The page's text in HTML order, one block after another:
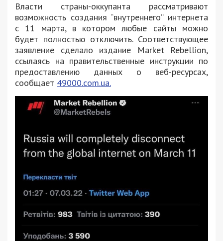
Власти страны-оккупанта рассматривают
возможность создания “внутреннего” интернета
с 11 марта, в котором любые сайты можно
будет полностью отключить. Соответствующее
заявление сделало издание Market Rebellion,
ссылаясь на правительственные инструкции по
предоставлению данных о веб-ресурсах,
сообщает 49000.com.ua.